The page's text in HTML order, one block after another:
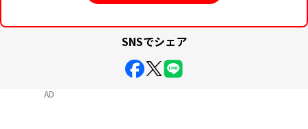
SNSでシェア
AD